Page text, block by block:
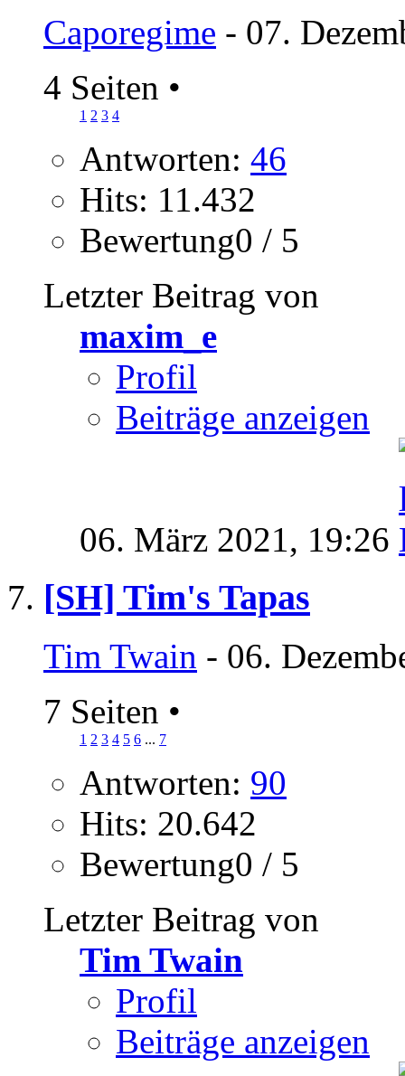
Caporegime - 07.
4 Seiten •
1 2 3 4
Antworten: 46
Hits: 11.432
Bewertung0 / 5
Letzter Beitrag von
maxim_e
Profil
Beiträge anzeigen
06. März 2021, 19:26
[SH] Tim's Tapas
Tim Twain - 06.
7 Seiten •
1 2 3 4 5 6 ... 7
Antworten: 90
Hits: 20.642
Bewertung0 / 5
Letzter Beitrag von
Tim Twain
Profil
Beiträge anzeigen